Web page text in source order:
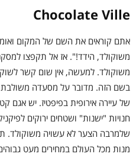
Chocolate Ville
אתם קוראים את השם של המקום
משוקולד, הידד!". אז אל תקפצו
משוקולד. למעשה, אין שום קשר
בשם הזה. מדובר על מסעדה משולבת
של עיירה אירופית בפיפטיז. יש אגם
חנויות "ישנות" ושטחים ירוקים
שלמרבה הצער לא עשויה משוקולד.